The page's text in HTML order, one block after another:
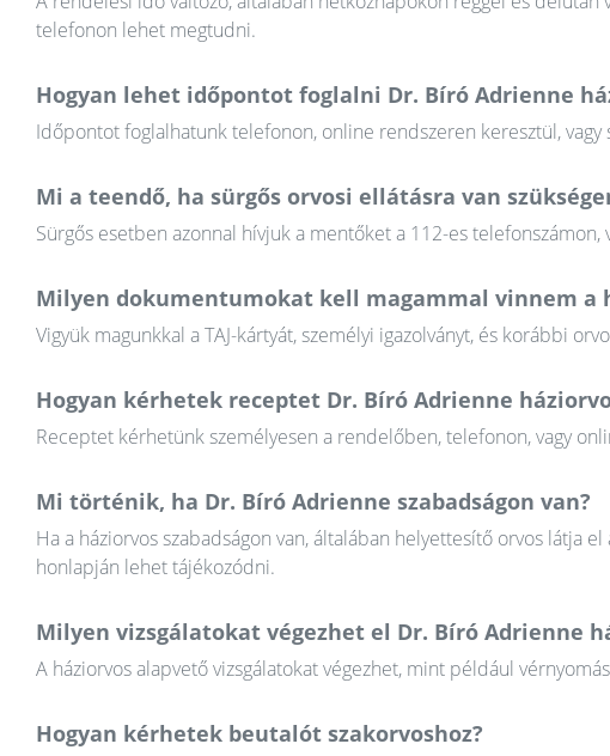
telefonon lehet megtudni.
Hogyan lehet időpontot foglalni Dr. Bíró Adrienne
Időpontot foglalhatunk telefonon, online rendszeren keresztül,
Mi a teendő, ha sürgős orvosi ellátásra van
Sürgős esetben azonnal hívjuk a mentőket a 112-es
Milyen dokumentumokat kell magammal vinnem a
Vigyük magunkkal a TAJ-kártyát, személyi igazolványt, és korábbi
Hogyan kérhetek receptet Dr. Bíró Adrienne
Receptet kérhetünk személyesen a rendelőben, telefonon, vagy
Mi történik, ha Dr. Bíró Adrienne szabadságon van?
Ha a háziorvos szabadságon van, általában helyettesítő orvos látja
honlapján lehet tájékozódni.
Milyen vizsgálatokat végezhet el Dr. Bíró Adrienne
A háziorvos alapvető vizsgálatokat végezhet, mint például
Hogyan kérhetek beutalót szakorvoshoz?